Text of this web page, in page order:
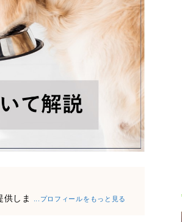
しま
...プロフィールをもっと見る